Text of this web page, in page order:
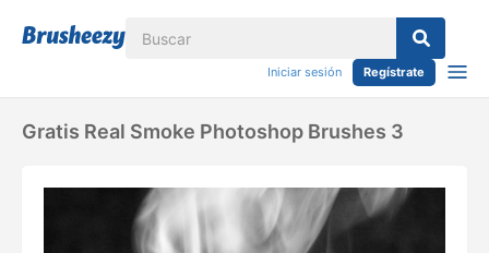
Iniciar sesión Regístrate
Gratis Real Smoke Photoshop Brushes 3